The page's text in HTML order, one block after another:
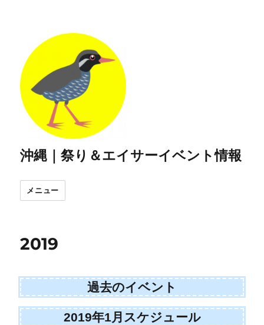
沖縄｜祭り＆エイサーイベント情報
メニュー
2019
過去のイベント
2019年1月スケジュール